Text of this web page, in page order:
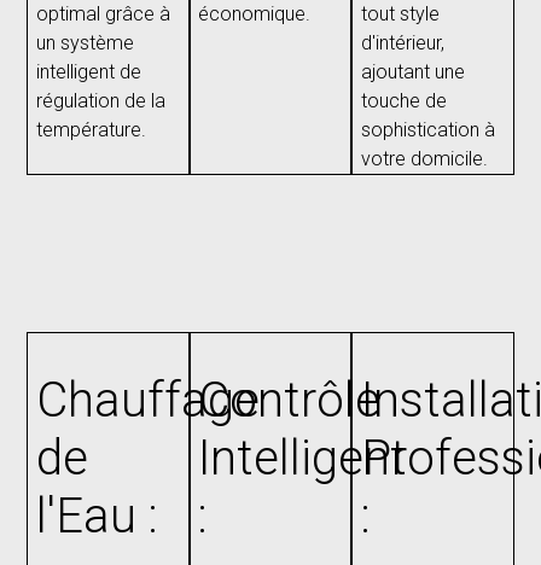
optimal grâce à
un système
intelligent de
régulation de la
température.
économique.
tout style
d'intérieur,
ajoutant une
touche de
sophistication à
votre domicile.
Chauffage
de
l'Eau :
Contrôle
Intelligent
:
: